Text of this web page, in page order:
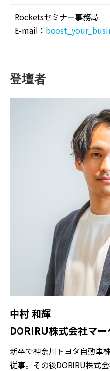
Rocketsセミナー事務局
E-mail：
登壇者
中村 和輝
DORIRU株式会社マ
新卒で神奈川トヨタ自動車
従事。その後DORIRU株式